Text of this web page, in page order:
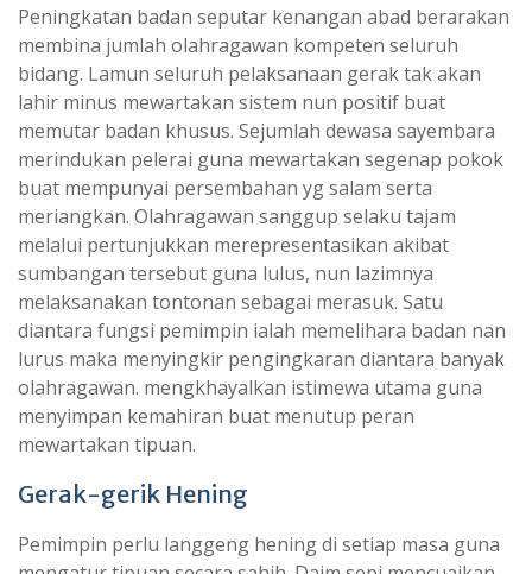
Peningkatan badan seputar kenangan abad berarakan
membina jumlah olahragawan kompeten seluruh
bidang. Lamun seluruh pelaksanaan gerak tak akan
lahir minus mewartakan sistem nun positif buat
memutar badan khusus. Sejumlah dewasa sayembara
merindukan pelerai guna mewartakan segenap pokok
buat mempunyai persembahan yg salam serta
meriangkan. Olahragawan sanggup selaku tajam
melalui pertunjukkan merepresentasikan akibat
sumbangan tersebut guna lulus, nun lazimnya
melaksanakan tontonan sebagai merasuk. Satu
diantara fungsi pemimpin ialah memelihara badan nan
lurus maka menyingkir pengingkaran diantara banyak
olahragawan. mengkhayalkan istimewa utama guna
menyimpan kemahiran buat menutup peran
mewartakan tipuan.
Gerak-gerik Hening
Pemimpin perlu langgeng hening di setiap masa guna